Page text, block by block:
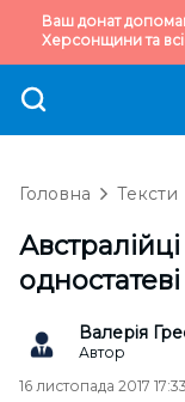
Ваш донат
Херсонщини та
Головна Тексти
Валерія
Автор
16 листопада 2017 17:33